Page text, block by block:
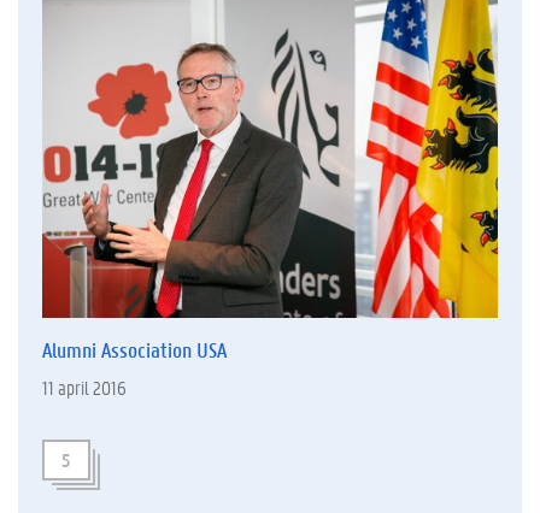
Alumni Association USA
11 april 2016
5